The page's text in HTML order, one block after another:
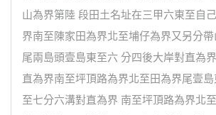
山為界第陸 段田土名址在三甲六東至自
界南至陳家田為界北至埔仔為界又另分
尾兩島頭壹島東至六 分四後大岸對直為
直為界南至坪頂路為界北至田為界尾壹
至七分六溝對直為界 南至坪頂路為界北